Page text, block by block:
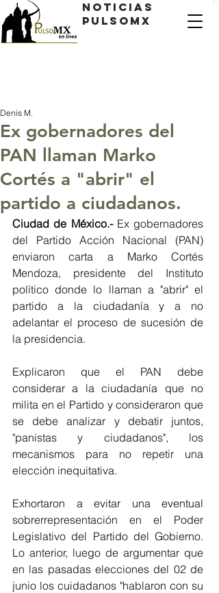
Noticias
PulsoMX
Ex gobernadores del
PAN llaman Marko
Cortés a "abrir" el
partido a ciudadanos.
Denis M.
Ciudad de México.- Ex gobernadores
del Partido Acción Nacional (PAN)
enviaron carta a Marko Cortés
Mendoza, presidente del Instituto
político donde lo llaman a "abrir" el
partido a la ciudadanía y a no
adelantar el proceso de sucesión de
la presidencia.
Explicaron que el PAN debe
considerar a la ciudadanía que no
milita en el Partido y consideraron que
se debe analizar y debatir juntos,
"panistas y ciudadanos", los
mecanismos para no repetir una
elección inequitativa.
Exhortaron a evitar una eventual
sobrerrepresentación en el Poder
Legislativo del Partido del Gobierno.
Lo anterior, luego de argumentar que
en las pasadas elecciones del 02 de
junio los cuidadanos "hablaron con su